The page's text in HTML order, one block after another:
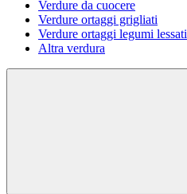
Verdure da cuocere
Verdure ortaggi grigliati
Verdure ortaggi legumi lessati
Altra verdura